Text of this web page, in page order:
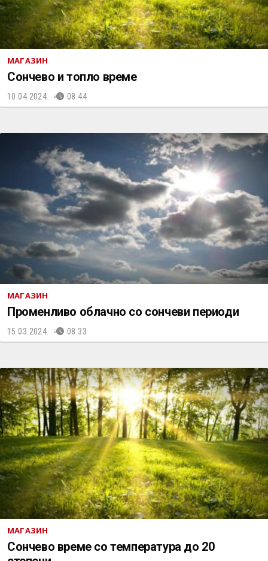
МАГАЗИН
Сончево и топло време
10.04.2024. 08:44
МАГАЗИН
Променливо облачно со сончеви периоди
15.03.2024. 08:33
МАГАЗИН
Сончево време со температура до 20